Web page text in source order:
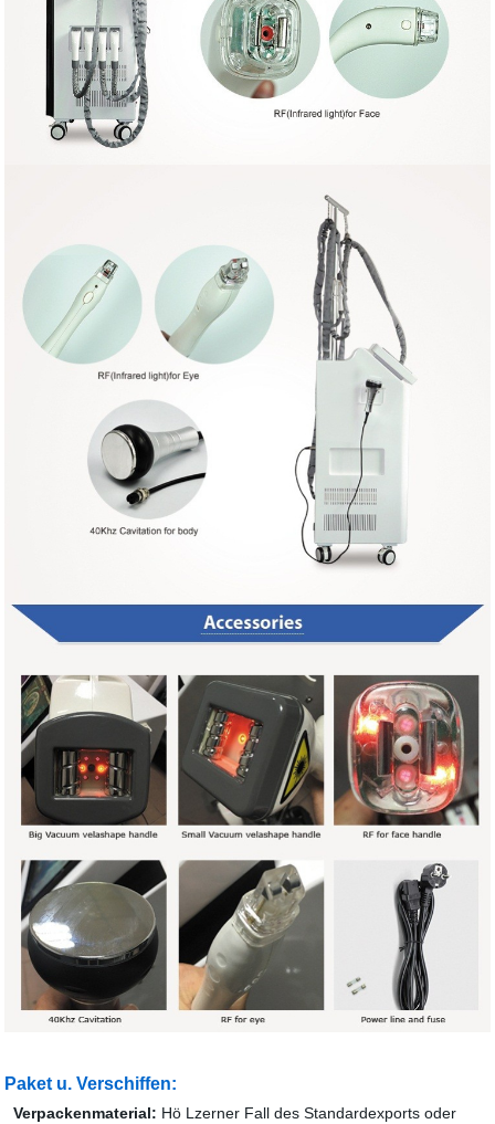
Paket u. Verschiffen:
Verpackenmaterial: Hö Lzerner Fall des Standardexports oder